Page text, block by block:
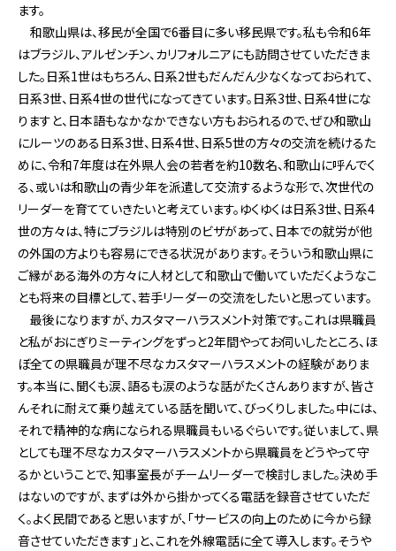
ます。
和歌山県は、移民が全国で6番目に多い移民県です。私も令和6年
はブラジル、アルゼンチン、カリフォルニアにも訪問させていただきま
した。日系1世はもちろん、日系2世もだんだん少なくなっておられて、
日系3世、日系4世の世代になってきています。日系3世、日系4世にな
りますと、日本語もなかなかできない方もおられるので、ぜひ和歌山
にルーツのある日系3世、日系4世、日系5世の方々の交流を続けるた
めに、令和7年度は在外県人会の若者を約10数名、和歌山に呼んでく
る、或いは和歌山の青少年を派遣して交流するような形で、次世代の
リーダーを育てていきたいと考えています。ゆくゆくは日系3世、日系4
世の方々は、特にブラジルは特別のビザがあって、日本での就労が他
の外国の方よりも容易にできる状況があります。そういう和歌山県に
ご縁がある海外の方々に人材として和歌山で働いていただくようなこ
とも将来の目標として、若手リーダーの交流をしたいと思っています。
最後になりますが、カスタマーハラスメント対策です。これは県職員
と私がおにぎりミーティングをずっと2年間やってお伺いしたところ、ほ
ぼ全ての県職員が理不尽なカスタマーハラスメントの経験がありま
す。本当に、聞くも涙、語るも涙のような話がたくさんありますが、皆さ
んそれに耐えて乗り越えている話を聞いて、びっくりしました。中には、
それで精神的な病になられる県職員もいるぐらいです。従いまして、県
としても理不尽なカスタマーハラスメントから県職員をどうやって守
るかということで、知事室長がチームリーダーで検討しました。決め手
はないのですが、まずは外から掛かってくる電話を録音させていただ
く。よく民間であると思いますが、「サービスの向上のために今から録
音させていただきます」と、これを外線電話に全て導入します。そうや